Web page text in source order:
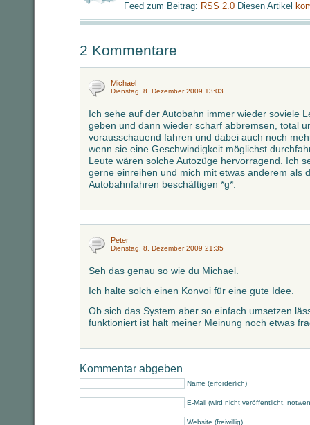
Feed zum Beitrag: RSS 2.0 Diesen Artikel
2 Kommentare
Michael
Dienstag, 8. Dezember 2009 13:03
Ich sehe auf der Autobahn immer wieder soviele
geben und dann wieder scharf abbremsen, total
vorausschauend fahren und dabei auch noch
wenn sie eine Geschwindigkeit möglichst
Leute wären solche Autozüge hervorragend. Ich
gerne einreihen und mich mit etwas anderem als
Autobahnfahren beschäftigen *g*.
Peter
Dienstag, 8. Dezember 2009 21:35
Seh das genau so wie du Michael.
Ich halte solch einen Konvoi für eine gute Idee.
Ob sich das System aber so einfach umsetzen
funktioniert ist halt meiner Meinung noch etwas
Kommentar abgeben
Name (erforderlich)
E-Mail (wird nicht veröffentlicht,
Website (freiwillig)